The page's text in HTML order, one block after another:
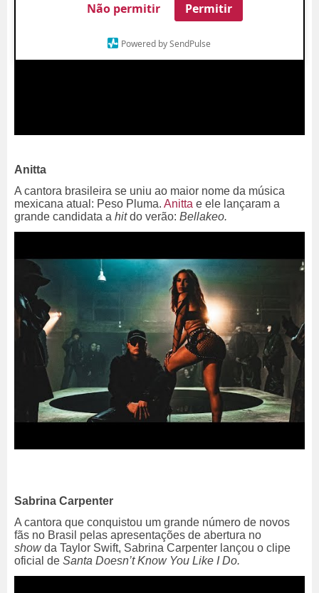
Não permitir Permitir
Powered by SendPulse
Anitta
A cantora brasileira se uniu ao maior nome da música
mexicana atual: Peso Pluma. Anitta e ele lançaram a
grande candidata a hitdo verão: Bellakeo.
Sabrina Carpenter
A cantora que conquistou um grande número de novos
fãs no Brasil pelas apresentações de abertura no
showda Taylor Swift, Sabrina Carpenter lançou o clipe
oficial de Santa Doesn’t Know You Like I Do.